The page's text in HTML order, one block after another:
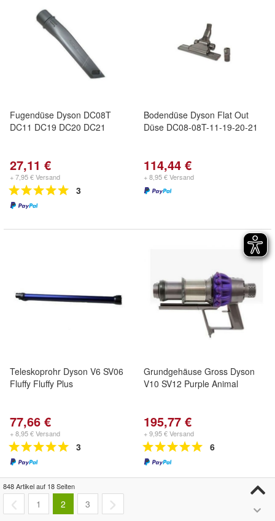
Fugendüse Dyson DC08T
DC11 DC19 DC20 DC21
27,11 €
+ 7,95 € Versand
3
Bodendüse Dyson Flat Out
Düse DC08-08T-11-19-20-21
114,44 €
+ 8,95 € Versand
Teleskoprohr Dyson V6 SV06
Fluffy Fluffy Plus
77,66 €
+ 8,95 € Versand
3
Grundgehäuse Gross Dyson
V10 SV12 Purple Animal
195,77 €
+ 9,95 € Versand
6
848 Artikel auf 18 Seiten
1 2 3